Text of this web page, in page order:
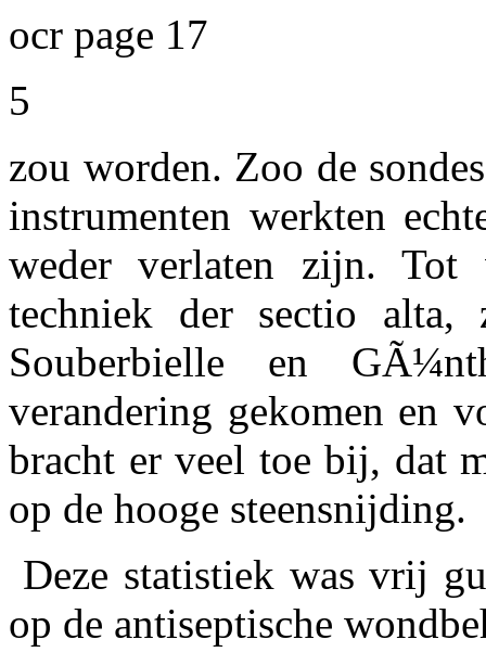
ocr page 17
5
zou worden. Zoo de
instrumenten werkten
weder verlaten zijn.
techniek der sectio alta,
Souberbielle en
verandering gekomen en
bracht er veel toe bij, dat
op de hooge steensnijding.
Deze statistiek was vrij
op de antiseptische